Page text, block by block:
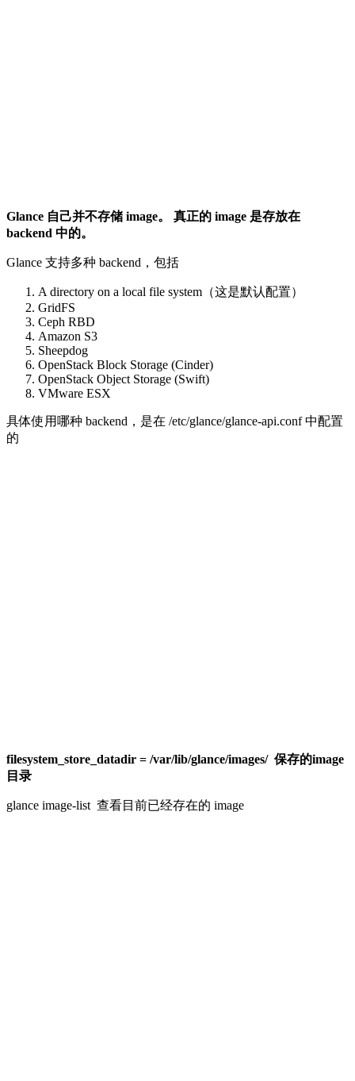
Glance 自己并不存储 image。 真正的 image 是存放在
backend 中的。
Glance 支持多种 backend，包括
A directory on a local file system（这是默认配置）
GridFS
Ceph RBD
Amazon S3
Sheepdog
OpenStack Block Storage (Cinder)
OpenStack Object Storage (Swift)
VMware ESX
具体使用哪种 backend，是在 /etc/glance/glance-api.conf 中配置
的
filesystem_store_datadir = /var/lib/glance/images/ 保存的image
目录
glance image-list 查看目前已经存在的 image